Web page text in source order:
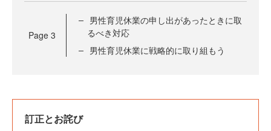
Page 3
男性育児休業の申し出があったときに取
るべき対応
男性育児休業に戦略的に取り組もう
訂正とお詫び